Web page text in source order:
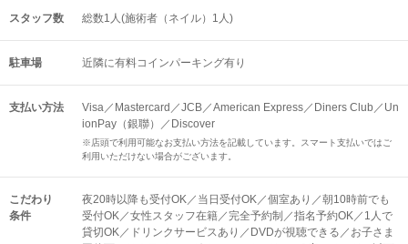
スタッフ数 総数1人(施術者（ネイル）1人)
駐車場 近隣に有料コインパーキング有り
支払い方法
Visa／Mastercard／JCB／American Express／Diners Club／Un
ionPay（銀聯）／Discover
※店頭で利用可能なお支払い方法を記載しています。スマート支払いではご
利用いただけない場合がございます。
こだわり
条件
夜20時以降も受付OK／当日受付OK／個室あり／朝10時前でも
受付OK／女性スタッフ在籍／完全予約制／指名予約OK／1人で
貸切OK／ドリンクサービスあり／DVDが視聴できる／お子さま